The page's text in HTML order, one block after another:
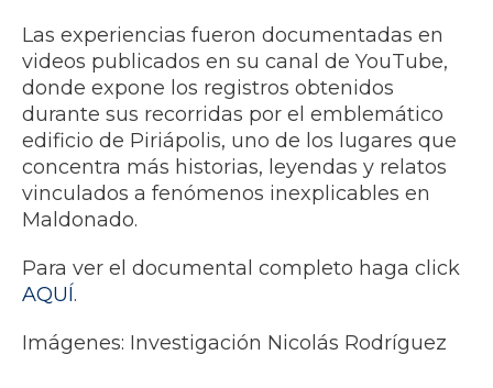
Las experiencias fueron documentadas en
videos publicados en su canal de YouTube,
donde expone los registros obtenidos
durante sus recorridas por el emblemático
edificio de Piriápolis, uno de los lugares que
concentra más historias, leyendas y relatos
vinculados a fenómenos inexplicables en
Maldonado.
Para ver el documental completo haga click
AQUÍ.
Imágenes: Investigación Nicolás Rodríguez